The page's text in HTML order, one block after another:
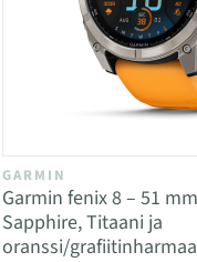
GARMIN
Garmin fenix 8 – 51
Sapphire, Titaani ja
oranssi/